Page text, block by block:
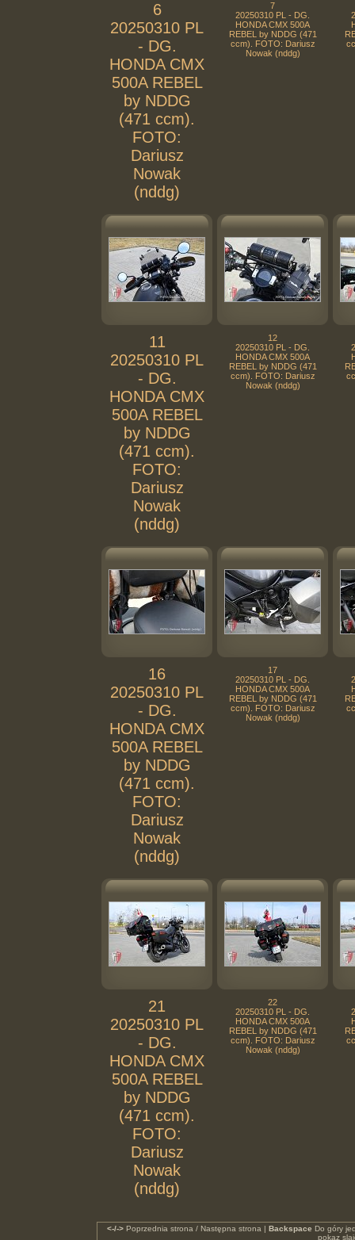
6
20250310 PL
- DG.
HONDA CMX
500A REBEL
by NDDG
(471 ccm).
FOTO:
Dariusz
Nowak
(nddg)
7
20250310 PL - DG.
HONDA CMX 500A
REBEL by NDDG (471
ccm). FOTO: Dariusz
Nowak (nddg)
11
20250310 PL
- DG.
HONDA CMX
500A REBEL
by NDDG
(471 ccm).
FOTO:
Dariusz
Nowak
(nddg)
12
20250310 PL - DG.
HONDA CMX 500A
REBEL by NDDG (471
ccm). FOTO: Dariusz
Nowak (nddg)
16
20250310 PL
- DG.
HONDA CMX
500A REBEL
by NDDG
(471 ccm).
FOTO:
Dariusz
Nowak
(nddg)
17
20250310 PL - DG.
HONDA CMX 500A
REBEL by NDDG (471
ccm). FOTO: Dariusz
Nowak (nddg)
21
20250310 PL
- DG.
HONDA CMX
500A REBEL
by NDDG
(471 ccm).
FOTO:
Dariusz
Nowak
(nddg)
22
20250310 PL - DG.
HONDA CMX 500A
REBEL by NDDG (471
ccm). FOTO: Dariusz
Nowak (nddg)
<-/->Poprzednia strona / Następna strona | Backspace Do góry
pokaz